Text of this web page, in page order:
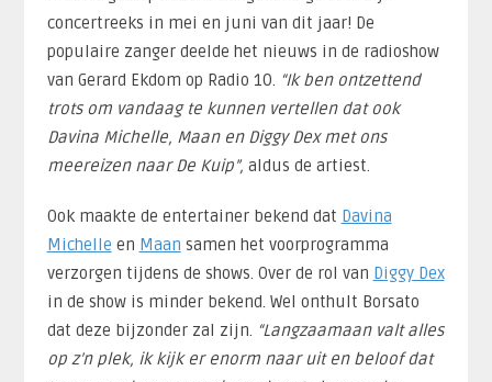
concertreeks in mei en juni van dit jaar! De
populaire zanger deelde het nieuws in de radioshow
van Gerard Ekdom op Radio 10. “Ik ben ontzettend
trots om vandaag te kunnen vertellen dat ook
Davina Michelle, Maan en Diggy Dex met ons
meereizen naar De Kuip”, aldus de artiest.
Ook maakte de entertainer bekend dat Davina
Michelle en Maan samen het voorprogramma
verzorgen tijdens de shows. Over de rol van Diggy Dex
in de show is minder bekend. Wel onthult Borsato
dat deze bijzonder zal zijn. “Langzaamaan valt alles
op z’n plek, ik kijk er enorm naar uit en beloof dat